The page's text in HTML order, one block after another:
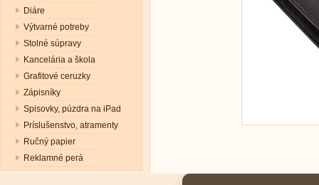
Diáre
Výtvarné potreby
Stolné súpravy
Kancelária a škola
Grafitové ceruzky
Zápisníky
Spisovky, púzdra na iPad
Príslušenstvo, atramenty
Ručný papier
Reklamné perá